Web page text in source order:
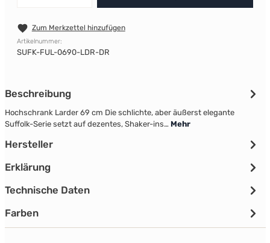
Zum Merkzettel hinzufügen
Artikelnummer:
SUFK-FUL-0690-LDR-DR
Beschreibung
Hochschrank Larder 69 cm Die schlichte, aber äußerst elegante
Suffolk-Serie setzt auf dezentes, Shaker-ins… Mehr
Hersteller
Erklärung
Technische Daten
Farben